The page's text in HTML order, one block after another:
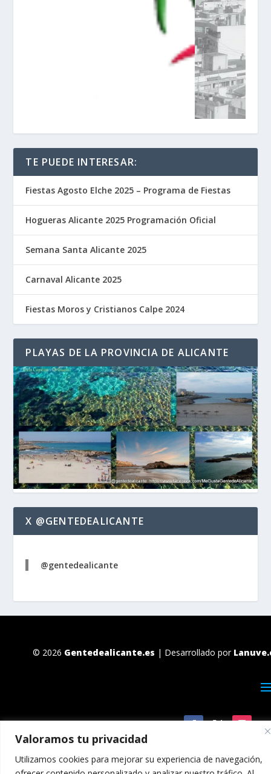
Valoramos tu privacidad
Utilizamos cookies para mejorar su experiencia de navegación,
TE PUEDE INTERESAR:
Fiestas Agosto Elche 2025 – Programa de Fiestas
Hogueras Alicante 2025 Programación Oficial
Semana Santa Alicante 2025
Carnaval Alicante 2025
Fiestas Moros y Cristianos Calpe 2024
PLAYAS DE LA PROVINCIA DE ALICANTE
X @GENTEDEALICANTE
@gentedealicante
© 2026 Gentedealicante.es | Desarrollado por